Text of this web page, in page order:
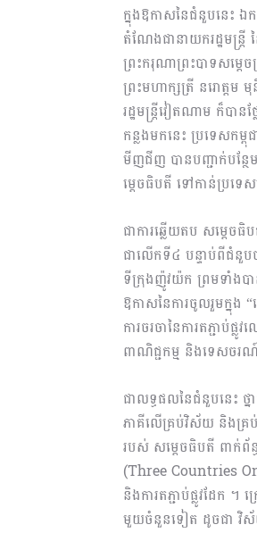
ក្នុងឱកាសនៃជំនួបនេះ
តំណែងជានាយករដ្ឋមន្រ្តី
ព្រះករុណាព្រះបាទសម្តេ
ព្រះមហាក្សត្រី នរោត្ត
រដ្ឋមន្ត្រីវៀតណាម ក៏បា
កន្លងមកនេះ ប្រទេសកម្
មីញជីញ បានបញ្ជាក់បន្ថ
ម្តេចធិបតី ទៅកាន់ប្រទ
ជាការឆ្លើយតប សម្តេចធិ
ជាលើកទី៤ បន្ទាប់ពីជំនួ
ទីក្រុងញ៉ូវយ៉ក ព្រមទាំងប
ឱកាសនៃការចូលរួមក្នុង “
ការចរចានៃការតភ្ជាប់
ពាណិជ្ជកម្ម និងទេសចរ
ជាលទ្ធផលនៃជំនួបនេះ ថ្ន
ភាគីលើគ្រប់វិស័យ និងគ្រប់
របស់ សម្តេចធិបតី ពាក់ព័
(Three Countries
និងការតភ្ជាប់ផ្លូវដែក
មួយចំនួនទៀត ដូចជា វិស័យ